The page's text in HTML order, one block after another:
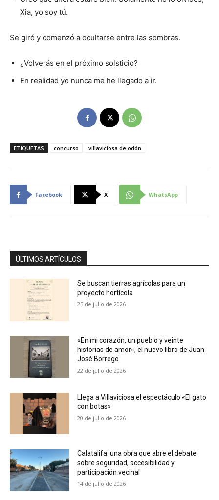
Xia, yo soy tú.
Se giró y comenzó a ocultarse entre las sombras.
¿Volverás en el próximo solsticio?
En realidad yo nunca me he llegado a ir.
ETIQUETAS concurso villaviciosa de odón
Facebook X WhatsApp
ÚLTIMOS ARTÍCULOS
Se buscan tierras agrícolas para un
proyecto hortícola
25 de julio de 2026
«En mi corazón, un pueblo y veinte
historias de amor», el nuevo libro de Juan
José Borrego
22 de julio de 2026
Llega a Villaviciosa el espectáculo «El gato
con botas»
20 de julio de 2026
Calatalifa: una obra que abre el debate
sobre seguridad, accesibilidad y
participación vecinal
14 de julio de 2026